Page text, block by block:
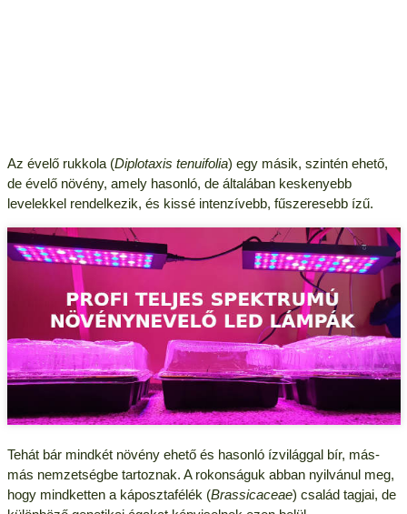
Az évelő rukkola (Diplotaxis tenuifolia) egy másik, szintén ehető,
de évelő növény, amely hasonló, de általában keskenyebb
levelekkel rendelkezik, és kissé intenzívebb, fűszeresebb ízű.
Tehát bár mindkét növény ehető és hasonló ízvilággal bír, más-
más nemzetségbe tartoznak. A rokonságuk abban nyilvánul meg,
hogy mindketten a káposztafélék (Brassicaceae) család tagjai, de